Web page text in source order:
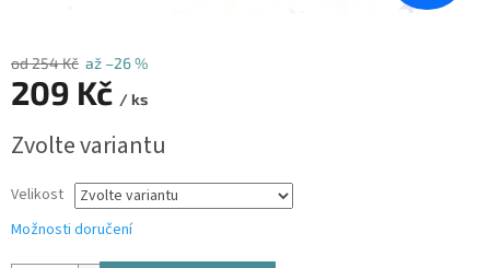
od 254 Kč až –26 %
209 Kč / ks
cena:
Zvolte variantu
Velikost
Možnosti doručení